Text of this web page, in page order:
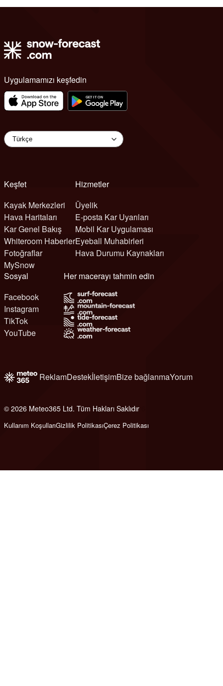
Uygulamamızı keşfedin
Keşfet
Kayak Merkezleri
Hava Haritaları
Kar Genel Bakış
Whiteroom Haberler
Fotoğraflar
MySnow
Hizmetler
Üyelik
E-posta Kar Uyarıları
Mobil Kar Uygulaması
Eyeball Muhabirleri
Hava Durumu Kaynakları
Sosyal
Facebook
Instagram
TikTok
YouTube
Her macerayı tahmin edin
ReklamDestekİletişimBize bağlanmaYorum
© 2026 Meteo365 Ltd. Tüm Hakları Saklıdır
Kullanım KoşullarıGizlilik PolitikasıÇerez Politikası